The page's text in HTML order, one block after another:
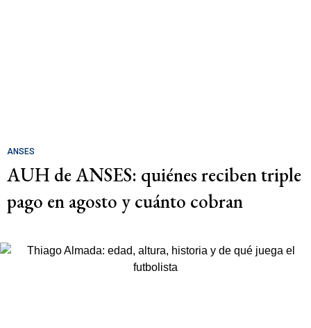
ANSES
AUH de ANSES: quiénes reciben triple
pago en agosto y cuánto cobran